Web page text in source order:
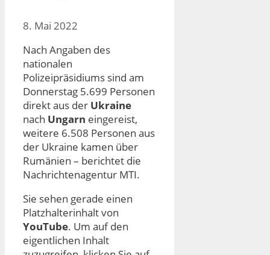
8. Mai 2022
Nach Angaben des
nationalen
Polizeipräsidiums sind am
Donnerstag 5.699 Personen
direkt aus der Ukraine
nach Ungarn eingereist,
weitere 6.508 Personen aus
der Ukraine kamen über
Rumänien – berichtet die
Nachrichtenagentur MTI.
Sie sehen gerade einen
Platzhalterinhalt von
YouTube. Um auf den
eigentlichen Inhalt